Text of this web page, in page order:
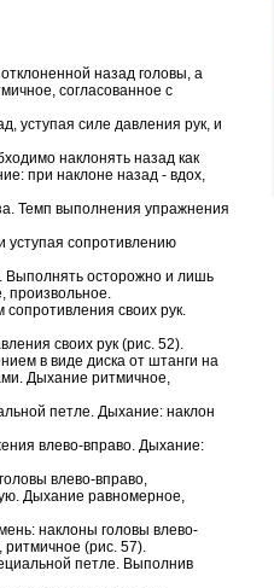
назад головы, а
согласованное с
уступая силе давления рук, и
наклонять назад как
при наклоне назад - вдох,
Темп выполнения упражнения
уступая сопротивлению
Выполнять осторожно и лишь
произвольное.
своих рук.
своих рук (рис. 52).
в виде диска от штанги на
Дыхание ритмичное,
петле. Дыхание: наклон
влево-вправо. Дыхание:
влево-вправо,
Дыхание равномерное,
наклоны головы влево-
(рис. 57).
петле. Выполнив